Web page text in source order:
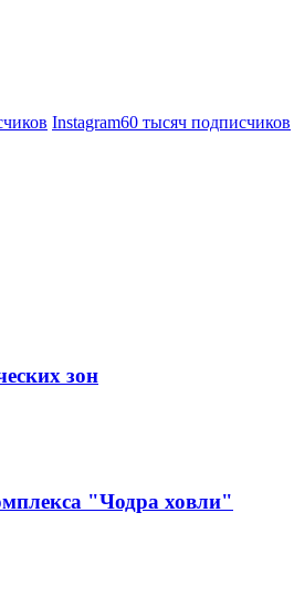
Instagram60 тысяч подписчиков
зон
"Чодра ховли"